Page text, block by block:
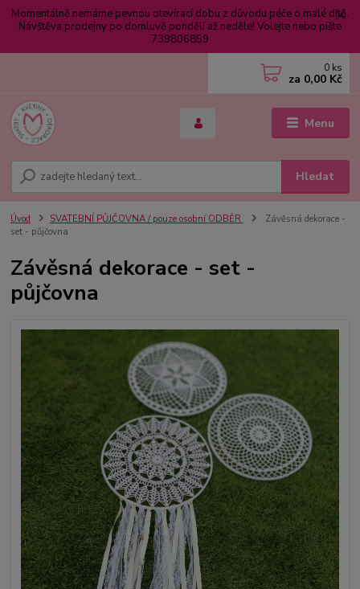
Momentálně nemáme pevnou otevírací dobu z důvodu péče o malé dítě.
Návštěva prodejny po domluvě pondělí až neděle! Volejte nebo pište
739806859
Menu
Hledat
0 ks
za 0,00 Kč
Úvod SVATEBNÍ PŮJČOVNA / pouze osobní ODBĚR
Závěsná dekorace -
set - půjčovna
Závěsná dekorace - set -
půjčovna